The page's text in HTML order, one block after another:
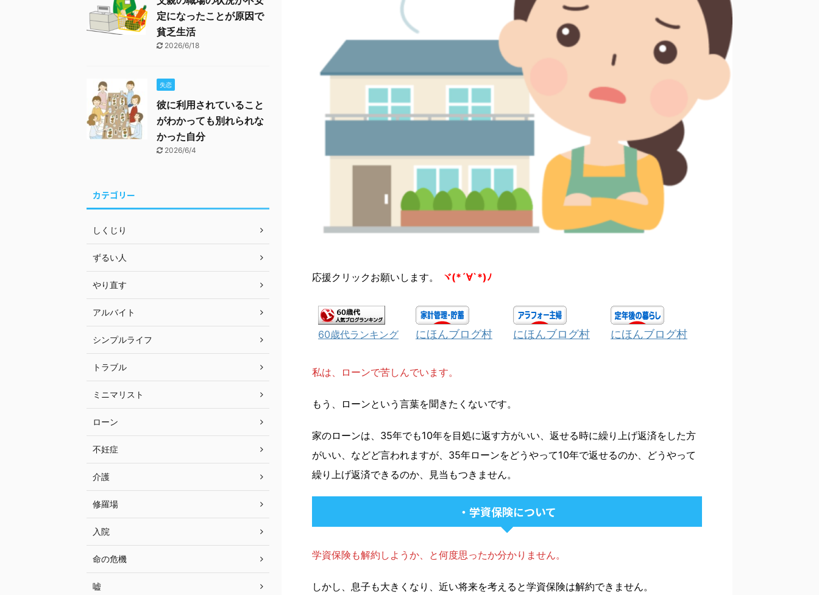
応援クリックお願いします。 ヾ(*´∀`*)ﾉ
60歳代ランキング にほんブログ村 にほんブログ村 にほんブログ村
私は、ローンで苦しんでいます。
もう、ローンという言葉を聞きたくないです。
家のローンは、35年でも10年を目処に返す方がいい、返せる時に繰り上げ返済をした方
がいい、などど言われますが、35年ローンをどうやって10年で返せるのか、どうやって
繰り上げ返済できるのか、見当もつきません。
・学資保険について
学資保険も解約しようか、と何度思ったか分かりません。
しかし、息子も大きくなり、近い将来を考えると学資保険は解約できません。
定になったことが原因で
貧乏生活
2026/6/18
失恋
彼に利用されていること
がわかっても別れられな
かった自分
2026/6/4
カテゴリー
しくじり
ずるい人
やり直す
アルバイト
シンプルライフ
トラブル
ミニマリスト
ローン
不妊症
介護
修羅場
入院
命の危機
嘘